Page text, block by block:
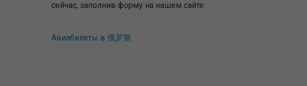
сейчас, заполнив форму на нашем сайте.
Авиабилеты в 俄罗斯